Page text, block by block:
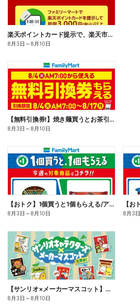
楽天ポイントカード提示で、楽天市場でのお買い物がおトクに!
8月3日 ～8月10日
【無料引換券!】焼き麺買うとお茶引換券貰える!
8月3日 ～8月10日
【おトク】1個買うと1個もらえる/アイス
8月3日 ～8月10日 8月3日
【サンリオ×メーカーマスコット】オリジナルグッズ貰える!
8月3日 ～8月10日